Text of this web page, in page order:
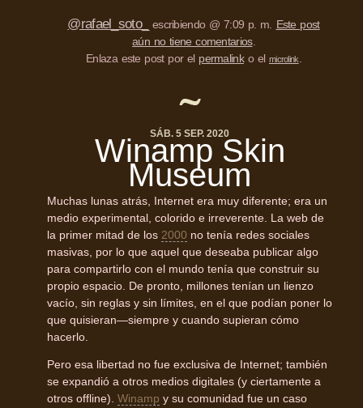
@rafael_soto_ escribiendo @ 7:09 p. m. Este post
aún no tiene comentarios.
Enlaza este post por el permalinko el microlink.
SÁB. 5 SEP. 2020
Winamp Skin
Museum
Muchas lunas atrás, Internet era muy diferente; era un
medio experimental, colorido e irreverente. La web de
la primer mitad de los 2000 no tenía redes sociales
masivas, por lo que aquel que deseaba publicar algo
para compartirlo con el mundo tenía que construir su
propio espacio. De pronto, millones tenían un lienzo
vacío, sin reglas y sin límites, en el que podían poner lo
que quisieran—siempre y cuando supieran cómo
hacerlo.
Pero esa libertad no fue exclusiva de Internet; también
se expandió a otros medios digitales (y ciertamente a
otros offline). Winamp y su comunidad fue un caso